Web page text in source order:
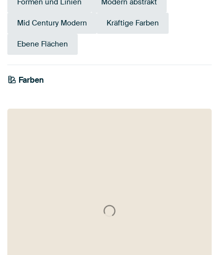
Formen und Linien Modern abstrakt
Mid Century Modern Kräftige Farben
Ebene Flächen
Farben
Beige
Bronze
Terrakotta